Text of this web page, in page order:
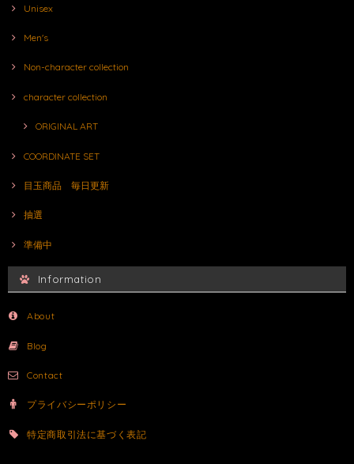
Unisex
Men's
Non-character collection
character collection
ORIGINAL ART
COORDINATE SET
目玉商品 毎日更新
抽選
準備中
Information
About
Blog
Contact
プライバシーポリシー
特定商取引法に基づく表記